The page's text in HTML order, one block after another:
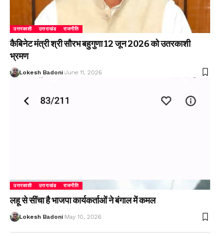
उत्तरकाशी उत्तराखंड राजनीति
कैबिनेट मंत्री श्री सौरभ बहुगुणा 12 जून 2026 को उतरकाशी
भ्रमण
Lokesh Badoni June 11, 2026
उत्तरकाशी उत्तराखंड राजनीति
लहू से सींचा है भाजपा कार्यकर्ताओं ने बंगाल में कमल
Lokesh Badoni May 10, 2026